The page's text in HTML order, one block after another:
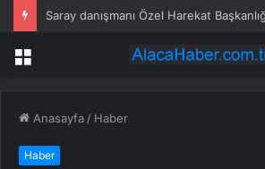
Saray danışmanı Özel Harekat
Menü
Anasayfa / Haber
Haber